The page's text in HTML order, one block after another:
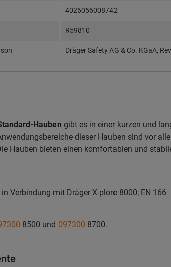
4026056008742
R59810
Dräger Safety AG & Co. KGaA,
Hauben gibt es in einer kurzen und
dieser Hauben sind vor
Hauben bieten einen komfortablen und
Verbindung mit Dräger X-plore 8000; EN 166
8500 und 097300 8700.